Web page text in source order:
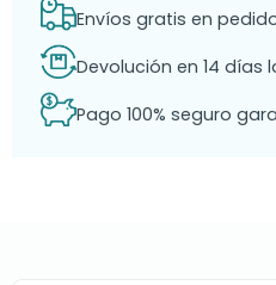
Envíos gratis en
Devolución en 14 días
Pago 100% seguro